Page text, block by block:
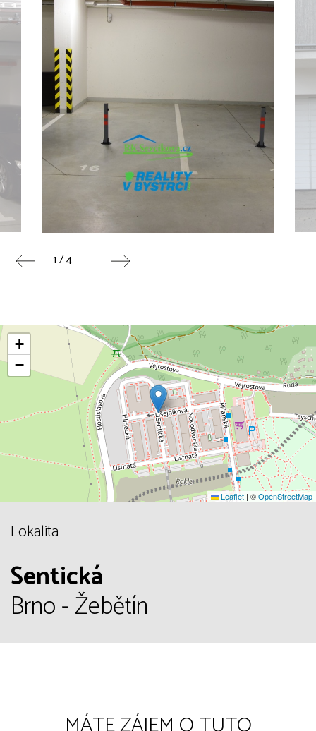
1 / 4
+
−
Leaflet | ©OpenStreetMap
Lokalita
Sentická
Brno - Žebětín